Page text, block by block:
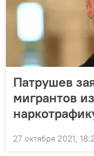
Патрушев
мигрантов
27 октября 2021,